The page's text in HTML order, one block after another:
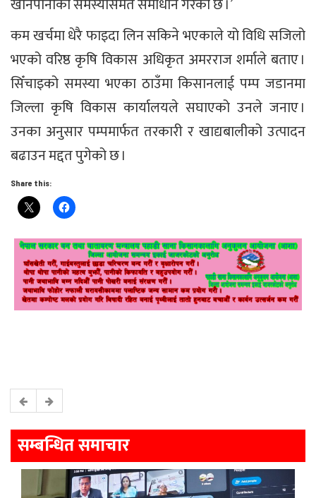
खानेपानीको समस्यासमेत समाधान गरेको छ ।’
कम खर्चमा धेरै फाइदा लिन सकिने भएकाले यो विधि सजिलो
भएको वरिष्ठ कृषि विकास अधिकृत अमरराज शर्माले बताए ।
सिँचाइको समस्या भएका ठाउँमा किसानलाई पम्प जडानमा
जिल्ला कृषि विकास कार्यालयले सघाएको उनले जनाए ।
उनका अनुसार पम्पमार्फत तरकारी र खाद्यबालीको उत्पादन
बढाउन मद्दत पुगेको छ ।
Share this:
सम्बन्धित समाचार